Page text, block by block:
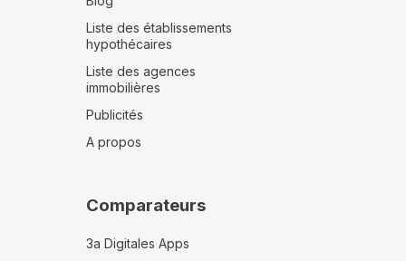
Liste des établissements
hypothécaires
Liste des agences
immobilières
Publicités
A propos
Comparateurs
3a Digitales Apps